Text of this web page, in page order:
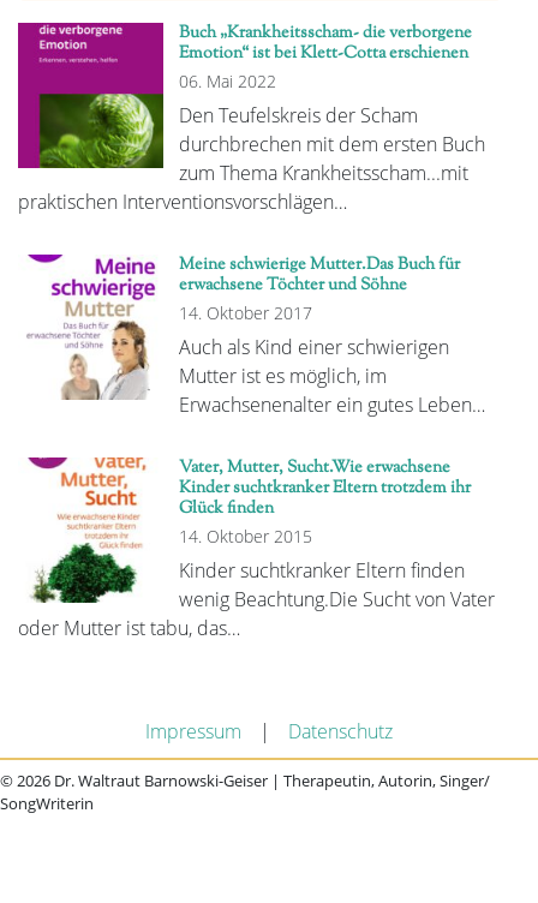
Buch „Krankheitsscham- die verborgene
Emotion“ ist bei Klett-Cotta erschienen
06. Mai 2022
Den Teufelskreis der Scham
durchbrechen mit dem ersten Buch
zum Thema Krankheitsscham...mit
praktischen Interventionsvorschlägen…
Meine schwierige Mutter.Das Buch für
erwachsene Töchter und Söhne
14. Oktober 2017
Auch als Kind einer schwierigen
Mutter ist es möglich, im
Erwachsenenalter ein gutes Leben…
Vater, Mutter, Sucht.Wie erwachsene
Kinder suchtkranker Eltern trotzdem ihr
Glück finden
14. Oktober 2015
Kinder suchtkranker Eltern finden
wenig Beachtung.Die Sucht von Vater
oder Mutter ist tabu, das…
Impressum | Datenschutz
© 2026 Dr. Waltraut Barnowski-Geiser | Therapeutin, Autorin, Singer/
SongWriterin